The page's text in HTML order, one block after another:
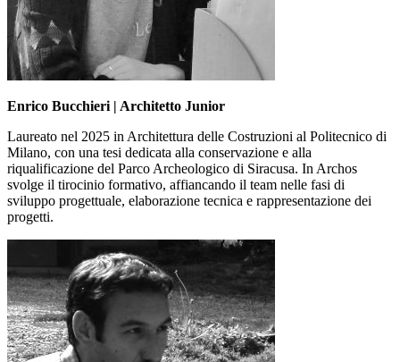
Enrico Bucchieri | Architetto Junior
Laureato nel 2025 in Architettura delle Costruzioni al Politecnico di
Milano, con una tesi dedicata alla conservazione e alla
riqualificazione del Parco Archeologico di Siracusa. In Archos
svolge il tirocinio formativo, affiancando il team nelle fasi di
sviluppo progettuale, elaborazione tecnica e rappresentazione dei
progetti.